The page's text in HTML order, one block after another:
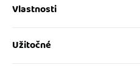
Vlastnosti
Fakturačné vlastnosti
Online fakturácia
Užitočné
Nápoveda